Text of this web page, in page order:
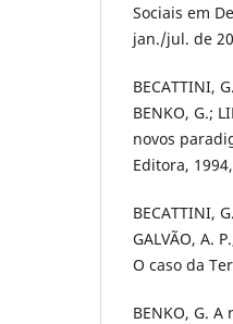
Sociais em
jan./jul. de
BECATTINI,
BENKO, G.;
novos
Editora,
BECATTINI,
GALVÃO, A.
O caso da
BENKO, G.